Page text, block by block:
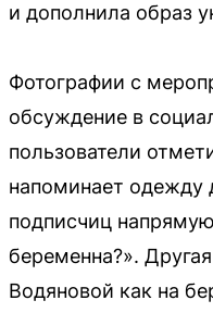
и дополнила образ
Фотографии с
обсуждение в
пользователи
напоминает одежду
подписчиц
беременна?».
Водяновой как на